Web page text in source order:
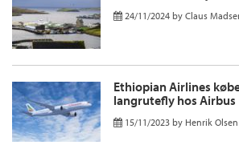
24/11/2024 by Claus
Ethiopian Airlines
langrutefly hos Airbus
15/11/2023 by Henrik Olsen